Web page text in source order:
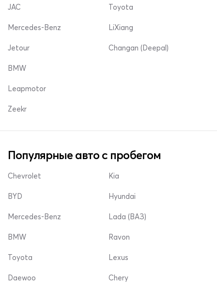
JAC
Mercedes-Benz
Jetour
Toyota
LiXiang
Changan (Deepal)
BMW
Leapmotor
Zeekr
Популярные авто с пробегом
Chevrolet
BYD
Mercedes-Benz
Kia
Hyundai
Lada (ВАЗ)
BMW
Toyota
Daewoo
Ravon
Lexus
Chery